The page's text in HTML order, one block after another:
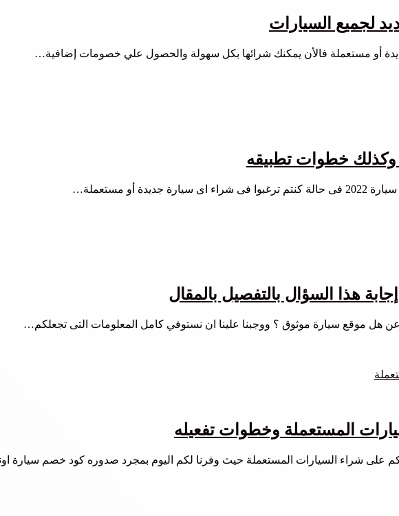
لجميع السيارات
أو مستعملة فالأن يمكنك شرائها بكل سهولة والحصول علي خصومات إضافية…
أو مستعملة…
هذا السؤال بالتفصيل بالمقال
هل موقع سيارة موثوق ؟ ووجبنا علينا ان نستوفي كامل المعلومات التى تجعلكم…
المستعملة وخطوات تفعيله
على شراء السيارات المستعملة حيث وفرنا لكم اليوم بمجرد صدوره كود خصم سيارة